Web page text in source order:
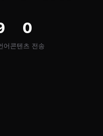
어
0
콘텐츠 전송